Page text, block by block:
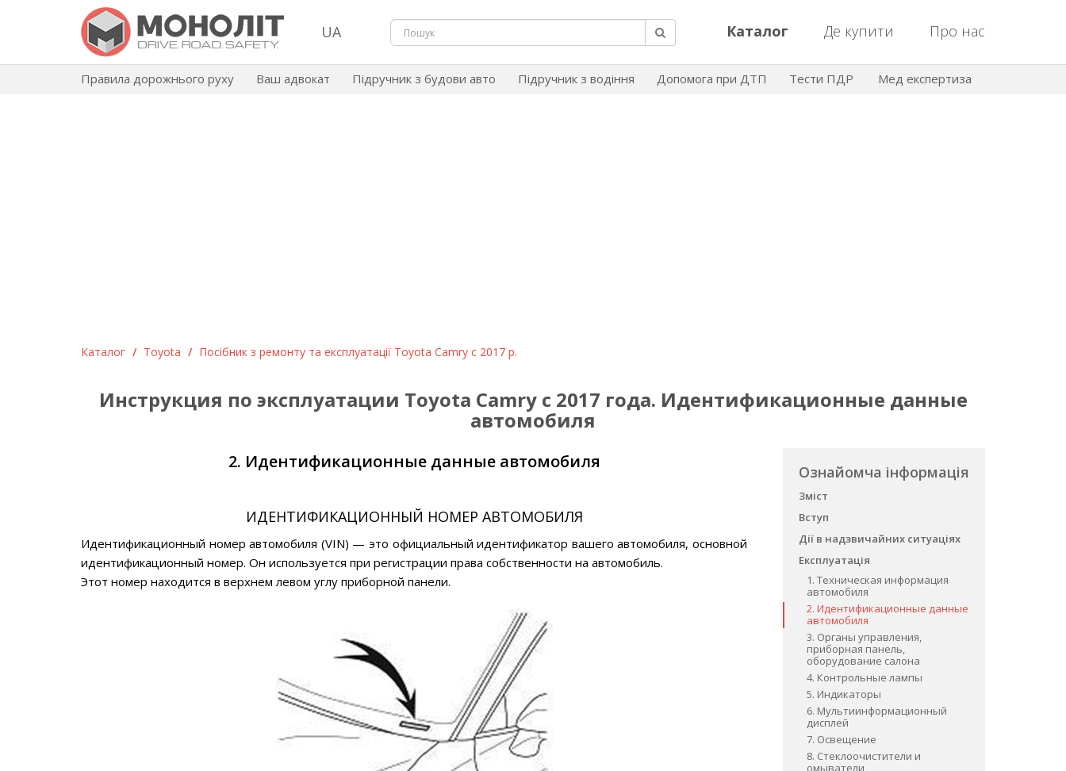
UA Каталог Де купити Про нас
Правила дорожнього руху Ваш адвокат Підручник з будови авто Підручник з водіння Допомога при ДТП Тести ПДР Мед експертиза
Каталог / Toyota / Посібник з ремонту та експлуатації Toyota Camry c 2017 р.
Инструкция по эксплуатации Toyota Camry c 2017 года. Идентификационные данные
автомобиля
Ознайомча інформація
Зміст
Вступ
Дії в надзвичайних ситуаціях
Експлуатація
1. Техническая информация
автомобиля
2. Идентификационные данные
автомобиля
3. Органы управления,
приборная панель,
оборудование салона
4. Контрольные лампы
5. Индикаторы
6. Мультиинформационный
дисплей
7. Освещение
8. Стеклоочистители и
омыватели
2. Идентификационные данные автомобиля
ИДЕНТИФИКАЦИОННЫЙ НОМЕР АВТОМОБИЛЯ
Идентификационный номер автомобиля (VIN) — это официальный идентификатор вашего автомобиля, основной
идентификационный номер. Он используется при регистрации права собственности на автомобиль.
Этот номер находится в верхнем левом углу приборной панели.